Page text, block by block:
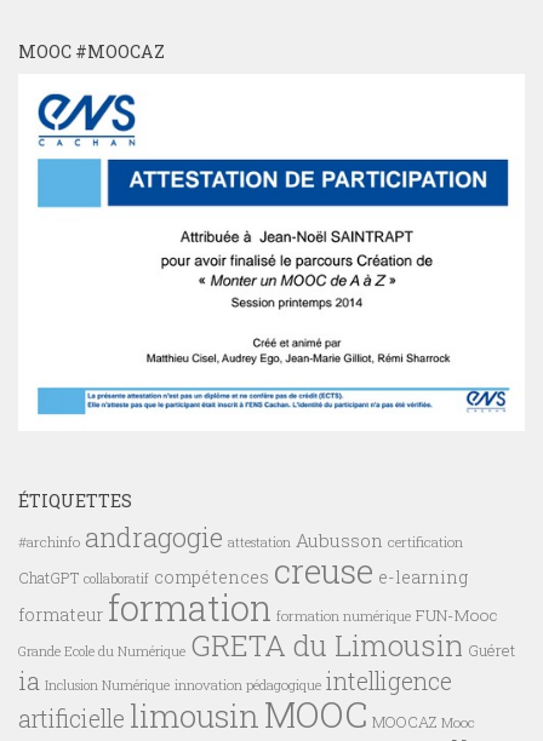
MOOC #MOOCAZ
ÉTIQUETTES
#archinfo andragogie attestation Aubusson certification
ChatGPT collaboratif compétences creuse e-learning
formateur formation formation numérique FUN-Mooc
Grande Ecole du Numérique GRETA du Limousin Guéret
ia Inclusion Numérique innovation pédagogique intelligence
artificielle limousinMOOC MOOCAZ Mooc